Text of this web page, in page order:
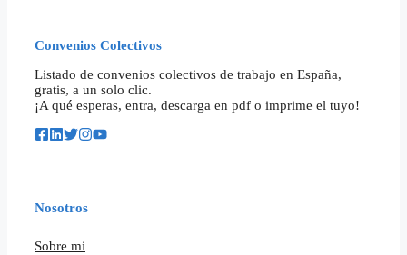
Convenios Colectivos
Listado de convenios colectivos de trabajo en España,
gratis, a un solo clic.
¡A qué esperas, entra, descarga en pdf o imprime el tuyo!
Nosotros
Sobre mi